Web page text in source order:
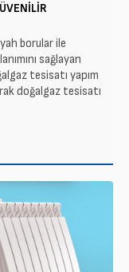
borular ile
sağlayan
tesisatı yapım
doğalgaz tesisatı